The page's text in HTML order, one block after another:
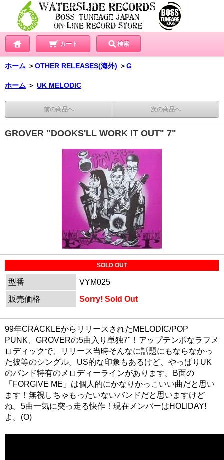
カート 検索
ホーム ＞OTHER RELEASES(海外) ＞G
ホーム ＞ UK MELODIC
前の商品へ 次の商品へ
GROVER "DOOKS'LL WORK IT OUT" 7"
SOLD OUT
型番
VYM025
販売価格
Sorry! Sold Out
99年CRACKLEからリリースされたMELODIC/POP
PUNK、GROVERの5曲入り単独7"！アップテンポなラフメ
ロディックで、リリース当時そんなに話題にもならなかっ
た彼等のシングル。US的な印象もあるけど、やっぱりUK
のバンド特有のメロディーラインがあります。B面の
「FORGIVE ME」は個人的にかなりかっこいい曲だと思い
ます！無視しちゃもったいないバンドだと思いますけど
ね。5曲一気に突っ走る快作！現在メンバーはHOLIDAY!
よ。(O)